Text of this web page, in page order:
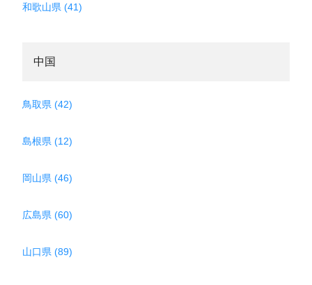
和歌山県 (41)
中国
鳥取県 (42)
島根県 (12)
岡山県 (46)
広島県 (60)
山口県 (89)